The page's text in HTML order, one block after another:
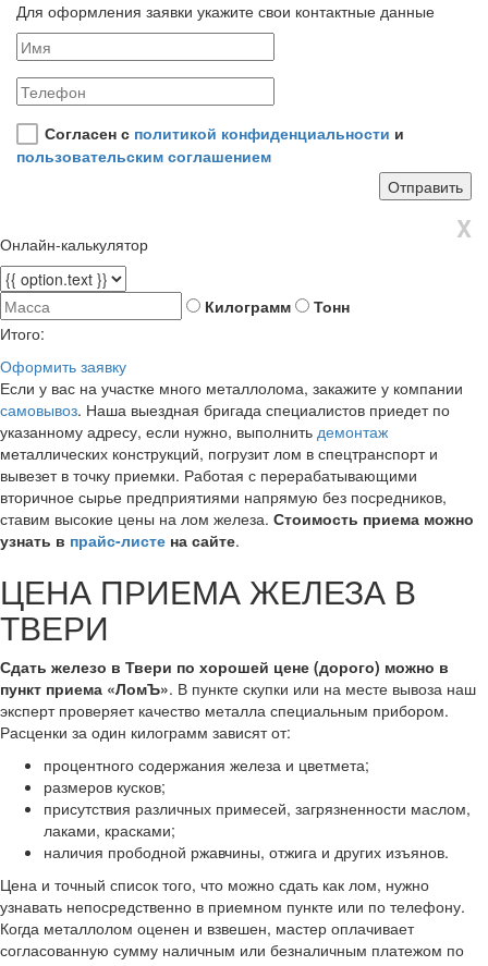
Для оформления заявки укажите свои контактные данные
Согласен с политикой конфиденциальности и
пользовательским соглашением
X
Онлайн-калькулятор
Килограмм
Тонн
Итого:
Оформить заявку
Если у вас на участке много металлолома, закажите у компании
самовывоз. Наша выездная бригада специалистов приедет по
указанному адресу, если нужно, выполнить демонтаж
металлических конструкций, погрузит лом в спецтранспорт и
вывезет в точку приемки. Работая с перерабатывающими
вторичное сырье предприятиями напрямую без посредников,
ставим высокие цены на лом железа. Стоимость приема можно
узнать в прайс-листе на сайте.
ЦЕНА ПРИЕМА ЖЕЛЕЗА В
ТВЕРИ
Сдать железо в Твери по хорошей цене (дорого) можно в
пункт приема «ЛомЪ». В пункте скупки или на месте вывоза наш
эксперт проверяет качество металла специальным прибором.
Расценки за один килограмм зависят от:
процентного содержания железа и цветмета;
размеров кусков;
присутствия различных примесей, загрязненности маслом,
лаками, красками;
наличия прободной ржавчины, отжига и других изъянов.
Цена и точный список того, что можно сдать как лом, нужно
узнавать непосредственно в приемном пункте или по телефону.
Когда металлолом оценен и взвешен, мастер оплачивает
согласованную сумму наличным или безналичным платежом по